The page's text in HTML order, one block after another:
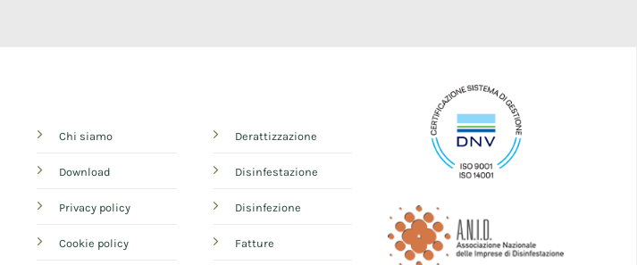
Chi siamo
Download
Privacy policy
Cookie policy
Derattizzazione
Disinfestazione
Disinfezione
Fatture